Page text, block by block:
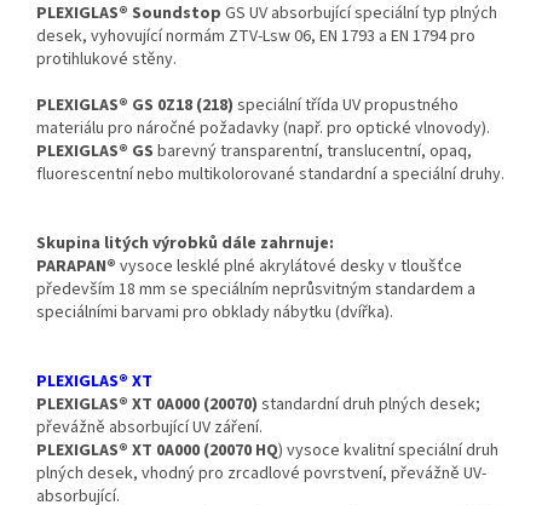
PLEXIGLAS® Soundstop GS UV absorbující speciální typ plných
desek, vyhovující normám ZTV-Lsw 06, EN 1793 a EN 1794 pro
protihlukové stěny.
PLEXIGLAS® GS 0Z18 (218) speciální třída UV propustného
materiálu pro náročné požadavky (např. pro optické vlnovody).
PLEXIGLAS® GS barevný transparentní, translucentní, opaq,
fluorescentní nebo multikolorované standardní a speciální druhy.
Skupina litých výrobků dále zahrnuje:
PARAPAN® vysoce lesklé plné akrylátové desky v tloušťce
především 18 mm se speciálním neprůsvitným standardem a
speciálními barvami pro obklady nábytku (dvířka).
PLEXIGLAS® XT
PLEXIGLAS® XT 0A000 (20070) standardní druh plných desek;
převážně absorbující UV záření.
PLEXIGLAS® XT 0A000 (20070 HQ) vysoce kvalitní speciální druh
plných desek, vhodný pro zrcadlové povrstvení, převážně UV-
absorbující.